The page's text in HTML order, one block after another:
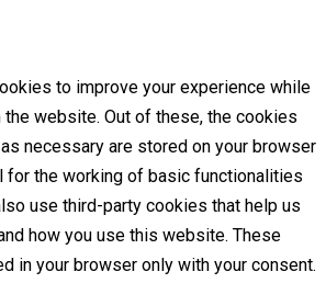
to improve your experience while
the website. Out of these, the cookies
necessary are stored on your browser
for the working of basic functionalities
use third-party cookies that help us
how you use this website. These
in your browser only with your consent.